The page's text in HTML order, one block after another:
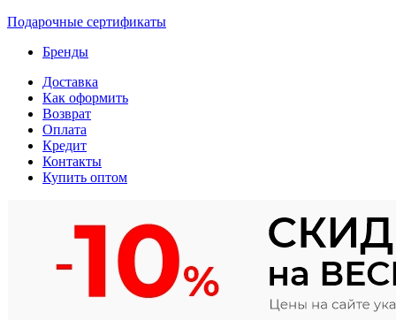
Подарочные сертификаты
Бренды
Доставка
Как оформить
Возврат
Оплата
Кредит
Контакты
Купить оптом